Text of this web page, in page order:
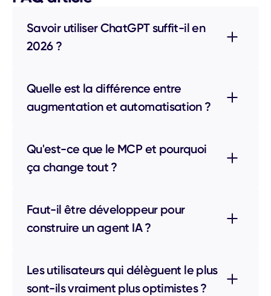
Savoir utiliser ChatGPT suffit-il en
2026 ?
Quelle est la différence entre
augmentation et automatisation ?
Qu'est-ce que le MCP et pourquoi
ça change tout ?
Faut-il être développeur pour
construire un agent IA ?
Les utilisateurs qui délèguent le plus
sont-ils vraiment plus optimistes ?